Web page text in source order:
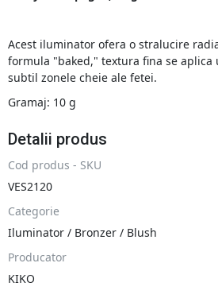
Acest iluminator ofera o stralucire
formula "baked," textura fina se aplica
subtil zonele cheie ale fetei.
Gramaj: 10 g
Detalii produs
Cod produs - SKU
VES2120
Categorie
Iluminator / Bronzer / Blush
Producator
KIKO